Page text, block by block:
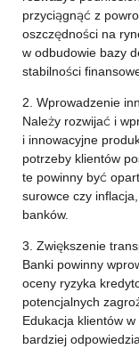
przyciągnąć z
oszczędności na
w odbudowie bazy
stabilności
2. Wprowadzenie
Należy rozwijać i
i innowacyjne
potrzeby klientów
te powinny być
surowce czy
banków.
3. Zwiększenie
Banki powinny
oceny ryzyka
potencjalnych
Edukacja klientów
bardziej